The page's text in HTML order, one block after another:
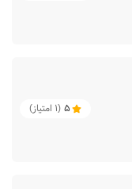
5
(
1 امتیاز)